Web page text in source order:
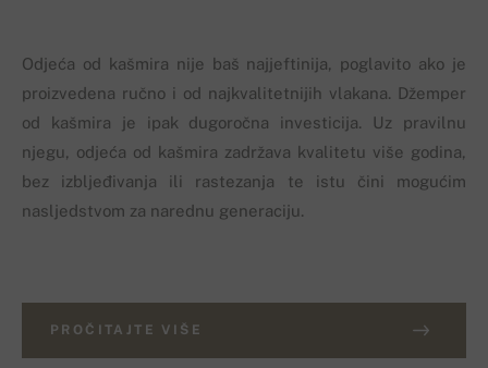
Odjeća od kašmira nije baš najjeftinija, poglavito ako je
proizvedena ručno i od najkvalitetnijih vlakana. Džemper
od kašmira je ipak dugoročna investicija. Uz pravilnu
njegu, odjeća od kašmira zadržava kvalitetu više godina,
bez izbljeđivanja ili rastezanja te istu čini mogućim
nasljedstvom za narednu generaciju.
PROČITAJTE VIŠE